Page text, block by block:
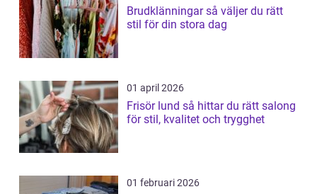
Brudklänningar så väljer du rätt
stil för din stora dag
01 april 2026
Frisör lund så hittar du rätt salong
för stil, kvalitet och trygghet
01 februari 2026